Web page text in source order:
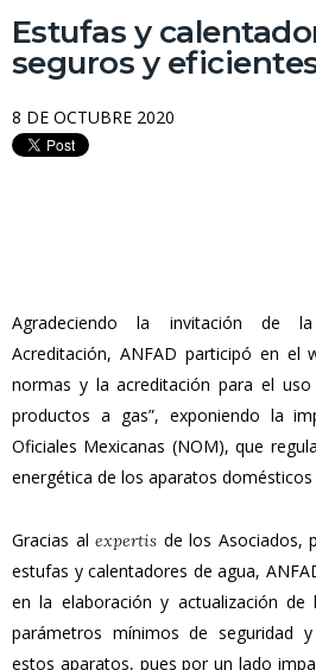
Estufas y
seguros y
8 DE OCTUBRE 2020
Agradeciendo la invitación de
Acreditación, ANFAD participó en el
normas y la acreditación para el
productos a gas”, exponiendo la
Oficiales Mexicanas (NOM), que
energética de los aparatos domésticos
Gracias al expertis de los Asociados,
estufas y calentadores de agua,
en la elaboración y actualización
parámetros mínimos de seguridad
estos aparatos, pues por un lado